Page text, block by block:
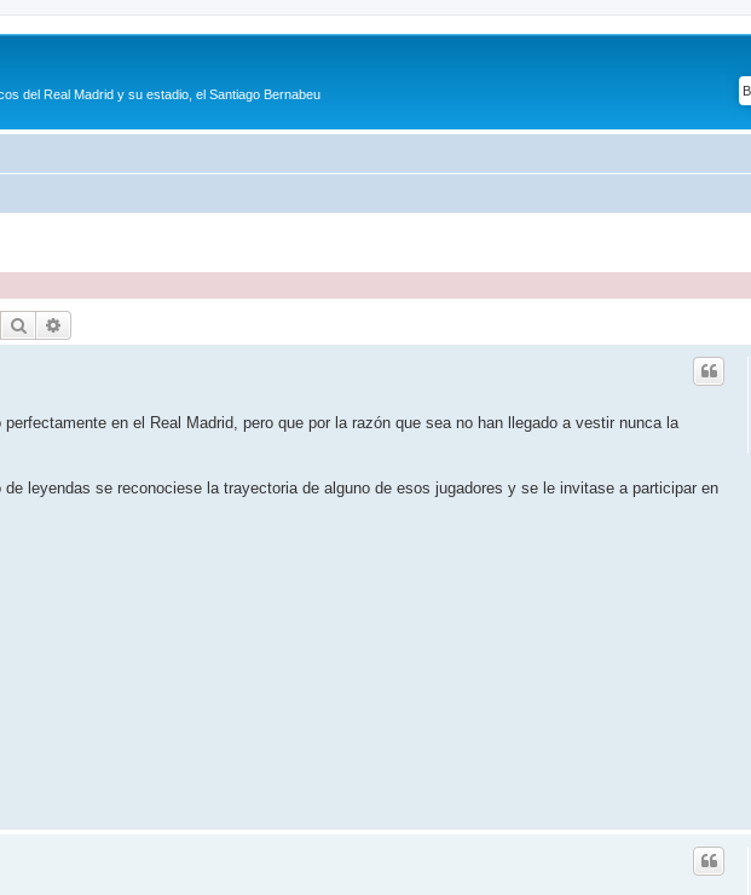
del Real Madrid y su estadio, el Santiago Bernabeu
Buscar
en el Real Madrid, pero que por la razón que sea no han llegado a vestir nunca la
leyendas se reconociese la trayectoria de alguno de esos jugadores y se le invitase a participar en